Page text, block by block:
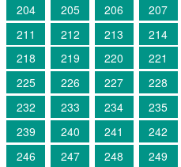
204
205 206 207
211
212 213 214
218
219 220 221
225
226 227 228
232
233 234 235
239
240 241 242
246
247 248 249